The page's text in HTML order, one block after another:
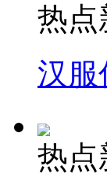
热点
汉服
热点